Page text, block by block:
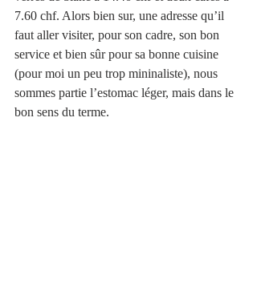
7.60 chf. Alors bien sur, une adresse qu’il
faut aller visiter, pour son cadre, son bon
service et bien sûr pour sa bonne cuisine
(pour moi un peu trop mininaliste), nous
sommes partie l’estomac léger, mais dans le
bon sens du terme.